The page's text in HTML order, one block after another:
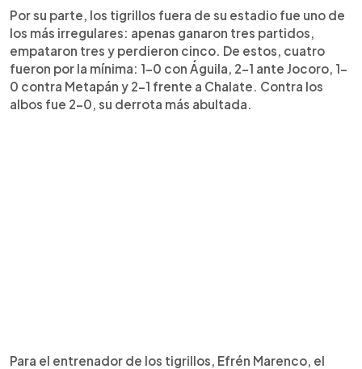
Por su parte, los tigrillos fuera de su estadio fue uno de
los más irregulares: apenas ganaron tres partidos,
empataron tres y perdieron cinco. De estos, cuatro
fueron por la mínima: 1-0 con Águila, 2-1 ante Jocoro, 1-
0 contra Metapán y 2-1 frente a Chalate. Contra los
albos fue 2-0, su derrota más abultada.
Para el entrenador de los tigrillos, Efrén Marenco, el